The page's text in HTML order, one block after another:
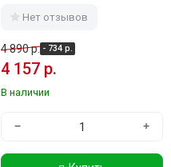
Нет отзывов
4 890 р. - 734 р.
4 157 р.
В наличии
− +